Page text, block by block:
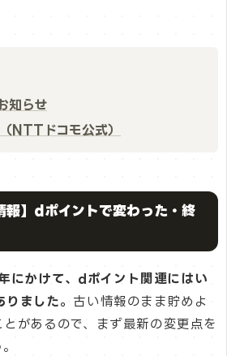
知らせ
NTTドコモ公式）
報】dポイントで変わった・終
かけて、dポイント関連にはい
ました。 古い情報のまま貯めよ
とがあるので、まず最新の変更点を